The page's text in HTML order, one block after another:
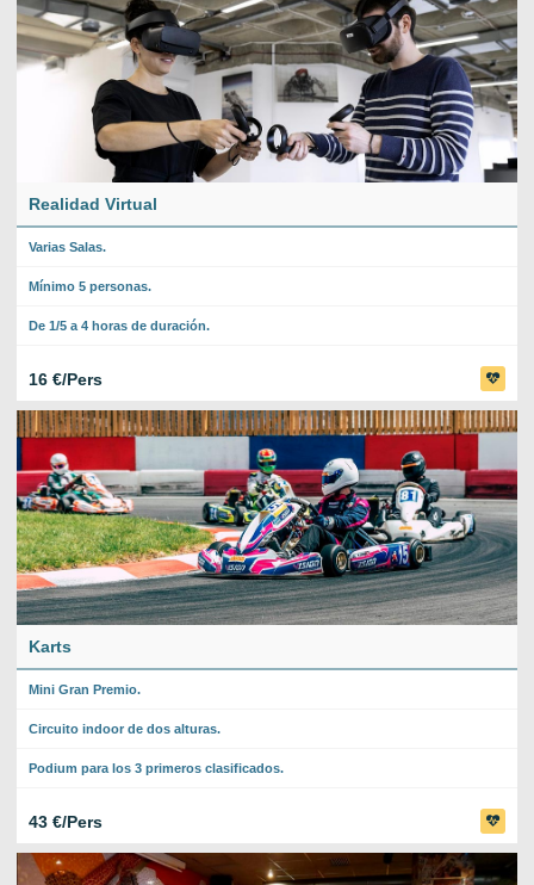
Realidad Virtual
Varias Salas.
Mínimo 5 personas.
De 1/5 a 4 horas de duración.
16 €/Pers
Karts
Mini Gran Premio.
Circuito indoor de dos alturas.
Podium para los 3 primeros clasificados.
43 €/Pers